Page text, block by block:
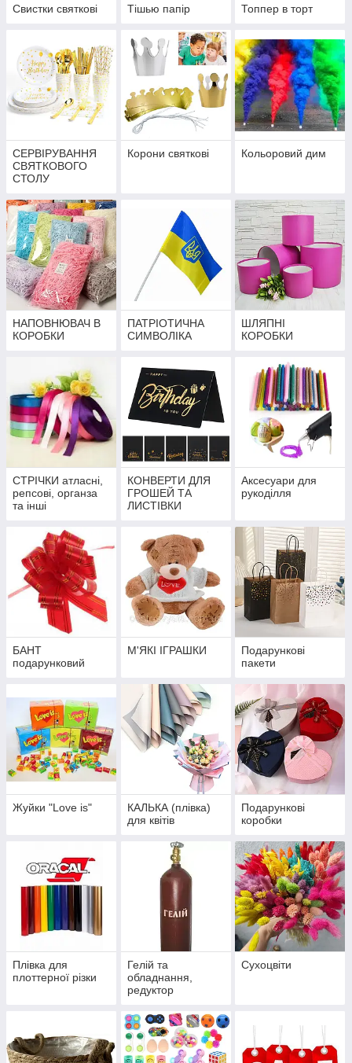
Свистки святкові Тішью папір Топпер в торт
СЕРВІРУВАННЯ
СВЯТКОВОГО
СТОЛУ
Корони святкові Кольоровий дим
НАПОВНЮВАЧ В
КОРОБКИ
ПАТРІОТИЧНА
СИМВОЛІКА
ШЛЯПНІ
КОРОБКИ
СТРІЧКИ атласні,
репсові, органза
та інші
КОНВЕРТИ ДЛЯ
ГРОШЕЙ ТА
ЛИСТІВКИ
Аксесуари для
рукоділля
БАНТ
подарунковий
М'ЯКІ ІГРАШКИ
Подарункові
пакети
Жуйки "Love is"
КАЛЬКА (плівка)
для квітів
Подарункові
коробки
Плівка для
плоттерної різки
Гелій та
обладнання,
редуктор
Сухоцвіти